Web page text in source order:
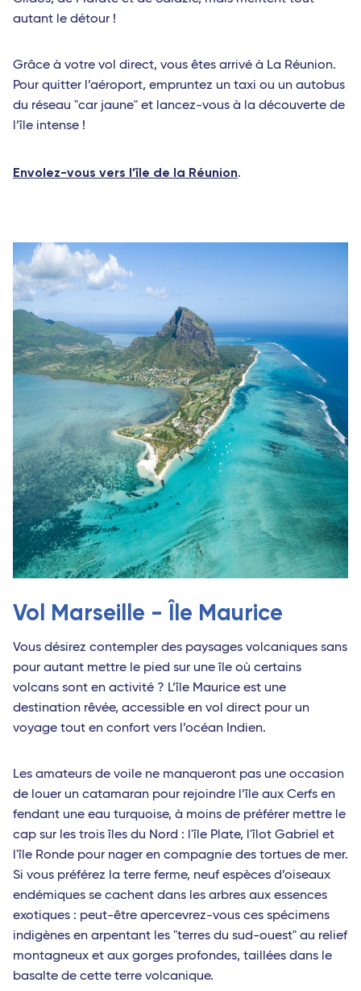
autant le détour !
Grâce à votre vol direct, vous êtes arrivé à La Réunion.
Pour quitter l’aéroport, empruntez un taxi ou un autobus
du réseau "car jaune" et lancez-vous à la découverte de
l’île intense !
Envolez-vous vers l’île de la Réunion.
Vol Marseille - Île Maurice
Vous désirez contempler des paysages volcaniques sans
pour autant mettre le pied sur une île où certains
volcans sont en activité ? L’île Maurice est une
destination rêvée, accessible en vol direct pour un
voyage tout en confort vers l’océan Indien.
Les amateurs de voile ne manqueront pas une occasion
de louer un catamaran pour rejoindre l’île aux Cerfs en
fendant une eau turquoise, à moins de préférer mettre le
cap sur les trois îles du Nord : l'île Plate, l'îlot Gabriel et
l'île Ronde pour nager en compagnie des tortues de mer.
Si vous préférez la terre ferme, neuf espèces d’oiseaux
endémiques se cachent dans les arbres aux essences
exotiques : peut-être apercevrez-vous ces spécimens
indigènes en arpentant les "terres du sud-ouest" au relief
montagneux et aux gorges profondes, taillées dans le
basalte de cette terre volcanique.